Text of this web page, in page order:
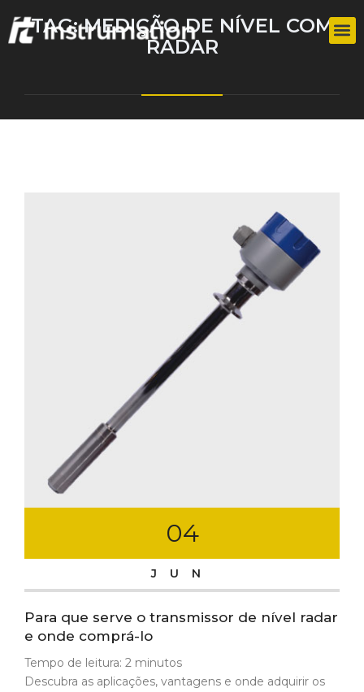
TAG:MEDIÇÃO DE NÍVEL COM
RADAR
04
JUN
Para que serve o transmissor de nível radar
e onde comprá-lo
Tempo de leitura: 2 minutos
Descubra as aplicações, vantagens e onde adquirir os